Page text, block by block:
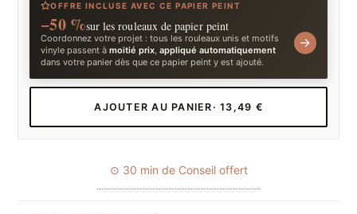
OFFRE INCLUSE AVEC CE PAPIER PEINT
−50 %sur les rouleaux de papier peint
Coordonnez votre projet : tous les rouleaux unis et motifs
vinyle passent àmoitié prix,appliqué automatiquement
dans votre panier dès que ce papier peint y est ajouté.
→
AJOUTER AU PANIER · 13,49 €
⊙ 30 min de Conseil offert